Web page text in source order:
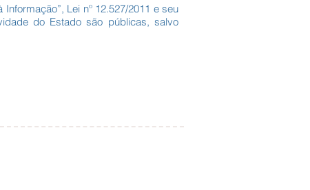
Lei nº 12.527/2011 e seu
do Estado são públicas, salvo